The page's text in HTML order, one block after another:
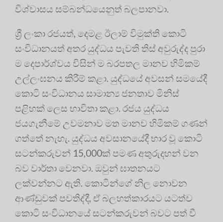
විශ්වාසය සම්බන්ධයෙනුත් බලපානවා.
ශ්‍රී ලංකා රජයත්, දෙමළ ඊලාම් විමුක්ති කොටි
සංවිධානයත් අතර යුද්ධය පැවති තිස් අවුරුද්ද පුරා
ම දෙපාර්ශ්වය විසින් ම බරපතල මානව හිමිකම්
උල්ලංඝනය කිරීම් කළා. යුද්ධයේ අවසන් සමයේදී
කොටි සංවිධානය සාමාන්‍ය ජනතාව මිනිස්
පළිහක් ලෙස භාවිතා කළා. රජය යුද්ධය
ජයගැනීමේ උවමනාව මත මානව හිමිකම් ගණන්
ගත්තේ නැහැ. යුද්ධය අවසානයේදී භාර වූ කොටි
සටන්කරුවන් 15,000ක් පමණ අතුරුදහන් වන
බව වාර්තා වෙනවා. ඔවුන් ඝාතනයට
ලක්වන්නට ඇති. කොටින්ගේ නිල නොවන
ආණ්ඩුවක් පවතිද්දී, ඒ බලහත්කාරයට යටත්ව
කොටි සංවිධානයේ සටන්කරුවන් බවට පත් වී